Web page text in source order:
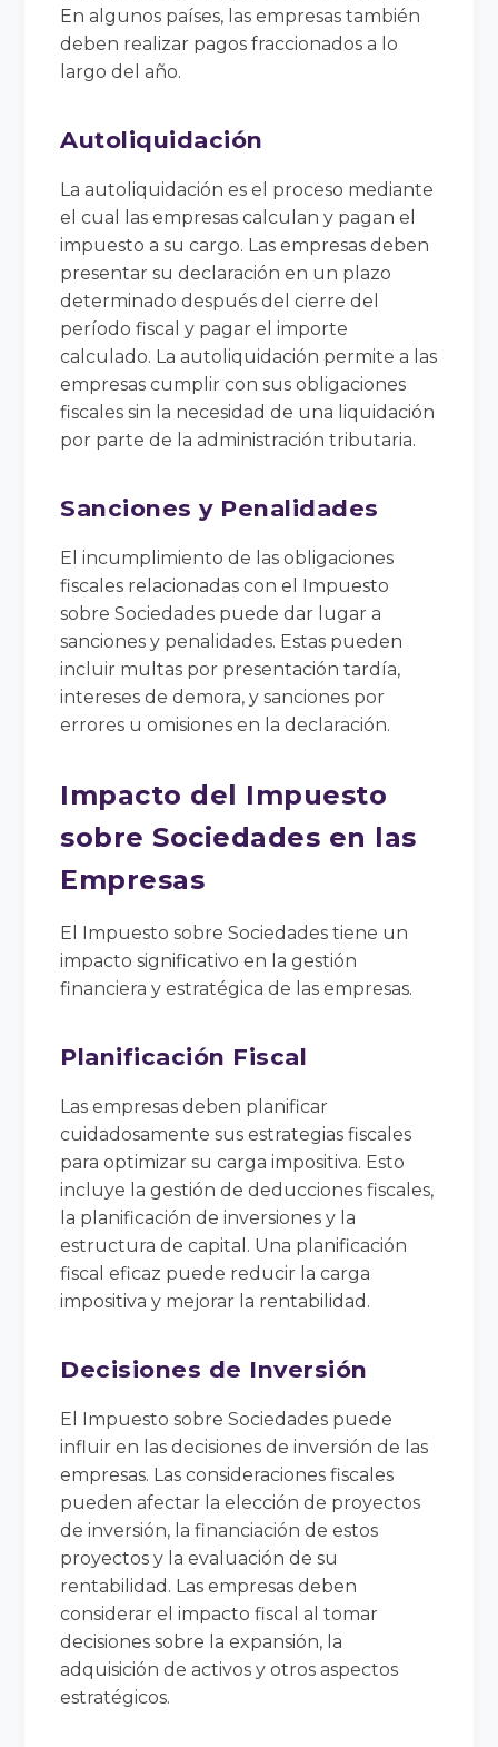
En algunos países, las empresas también
deben realizar pagos fraccionados a lo
largo del año.
Autoliquidación
La autoliquidación es el proceso mediante
el cual las empresas calculan y pagan el
impuesto a su cargo. Las empresas deben
presentar su declaración en un plazo
determinado después del cierre del
período fiscal y pagar el importe
calculado. La autoliquidación permite a las
empresas cumplir con sus obligaciones
fiscales sin la necesidad de una liquidación
por parte de la administración tributaria.
Sanciones y Penalidades
El incumplimiento de las obligaciones
fiscales relacionadas con el Impuesto
sobre Sociedades puede dar lugar a
sanciones y penalidades. Estas pueden
incluir multas por presentación tardía,
intereses de demora, y sanciones por
errores u omisiones en la declaración.
Impacto del Impuesto
sobre Sociedades en las
Empresas
El Impuesto sobre Sociedades tiene un
impacto significativo en la gestión
financiera y estratégica de las empresas.
Planificación Fiscal
Las empresas deben planificar
cuidadosamente sus estrategias fiscales
para optimizar su carga impositiva. Esto
incluye la gestión de deducciones fiscales,
la planificación de inversiones y la
estructura de capital. Una planificación
fiscal eficaz puede reducir la carga
impositiva y mejorar la rentabilidad.
Decisiones de Inversión
El Impuesto sobre Sociedades puede
influir en las decisiones de inversión de las
empresas. Las consideraciones fiscales
pueden afectar la elección de proyectos
de inversión, la financiación de estos
proyectos y la evaluación de su
rentabilidad. Las empresas deben
considerar el impacto fiscal al tomar
decisiones sobre la expansión, la
adquisición de activos y otros aspectos
estratégicos.